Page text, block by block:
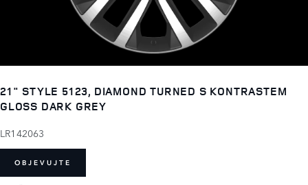
21" STYLE 5123, DIAMOND TURNED S KONTRASTEM
GLOSS DARK GREY
LR142063
OBJEVUJTE